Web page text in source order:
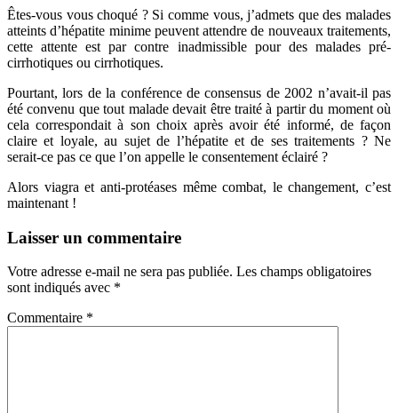
Êtes-vous vous choqué ? Si comme vous, j’admets que des malades
atteints d’hépatite minime peuvent attendre de nouveaux traitements,
cette attente est par contre inadmissible pour des malades pré-
cirrhotiques ou cirrhotiques.
Pourtant, lors de la conférence de consensus de 2002 n’avait-il pas
été convenu que tout malade devait être traité à partir du moment où
cela correspondait à son choix après avoir été informé, de façon
claire et loyale, au sujet de l’hépatite et de ses traitements ? Ne
serait-ce pas ce que l’on appelle le consentement éclairé ?
Alors viagra et anti-protéases même combat, le changement, c’est
maintenant !
Laisser un commentaire
Votre adresse e-mail ne sera pas publiée. Les champs obligatoires
sont indiqués avec *
Commentaire *